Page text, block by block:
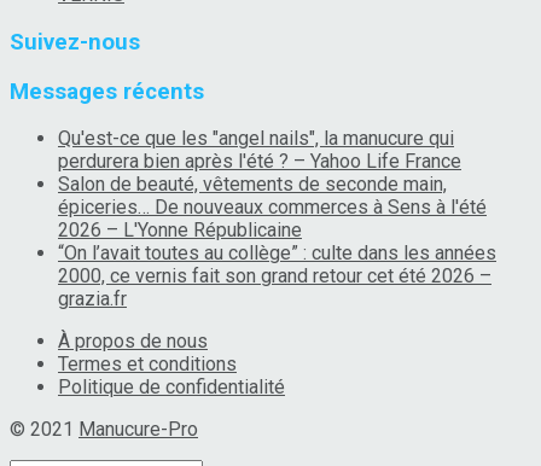
Suivez-nous
Messages récents
Qu'est-ce que les "angel nails", la manucure qui
perdurera bien après l'été ? – Yahoo Life France
Salon de beauté, vêtements de seconde main,
épiceries… De nouveaux commerces à Sens à l'été
2026 – L'Yonne Républicaine
“On l’avait toutes au collège” : culte dans les années
2000, ce vernis fait son grand retour cet été 2026 –
grazia.fr
À propos de nous
Termes et conditions
Politique de confidentialité
© 2021 Manucure-Pro